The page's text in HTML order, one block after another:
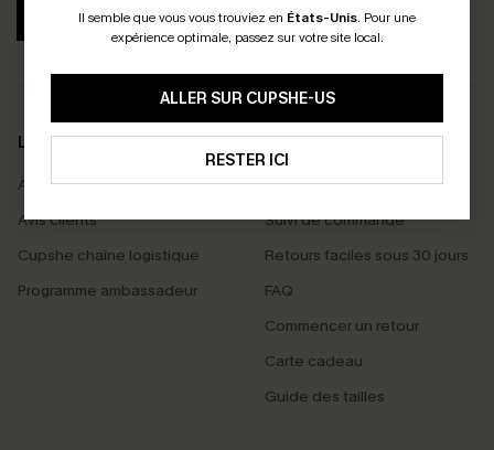
Il semble que vous vous trouviez en États-Unis. Pour une
expérience optimale, passez sur votre site local.
ALLER SUR CUPSHE-US
RESTER ICI
S'ABONNER
LA MARQUE
À propos de nous
Avis clients
Cupshe chaîne logistique
Programme ambassadeur
SERVICES
Livraison offerte dès 55 €
Suivi de commande
Retours faciles sous 30 jours
FAQ
Commencer un retour
Carte cadeau
Guide des tailles